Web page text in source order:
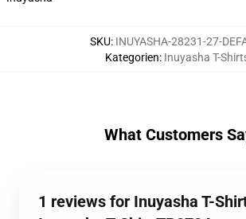
SKU: INUYASHA-28231-27-
Kategorien: Inuyasha T-
What Customers
1 reviews for Inuyasha T-